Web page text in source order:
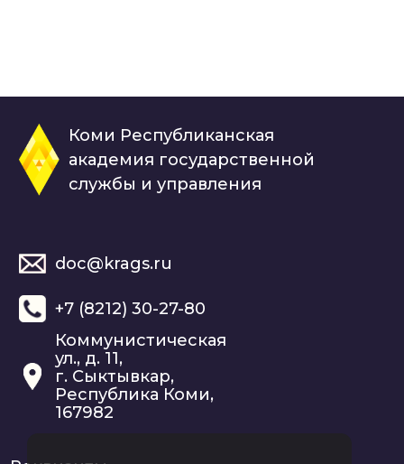
Коми Республиканская
академия государственной
службы и управления
doc@krags.ru
+7 (8212) 30-27-80
Коммунистическая
ул., д. 11,
г. Сыктывкар,
Республика Коми,
167982